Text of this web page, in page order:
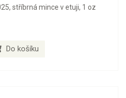
stříbrná mince v etuji, 1 oz
Do košíku